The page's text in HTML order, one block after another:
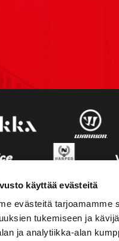
käyttää evästeitä
evästeitä tarjoamamme
tukemiseen ja
ja analytiikka-alan